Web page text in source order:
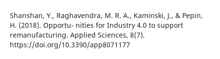
Shanshan, Y., Raghavendra, M. R. A., Kaminski, J., & Pepin,
H. (2018). Opportu- nities for Industry 4.0 to support
remanufacturing. Applied Sciences, 8(7).
https://doi.org/10.3390/app8071177